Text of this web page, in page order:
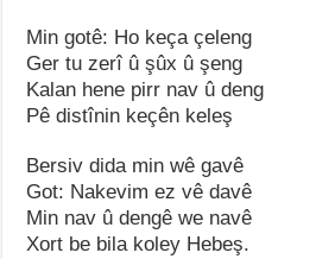
Min gotê: Ho keça çeleng
Ger tu zerî û şûx û şeng
Kalan hene pirr nav û deng
Pê distînin keçên keleş
Bersiv dida min wê gavê
Got: Nakevim ez vê davê
Min nav û dengê we navê
Xort be bila koley Hebeş.